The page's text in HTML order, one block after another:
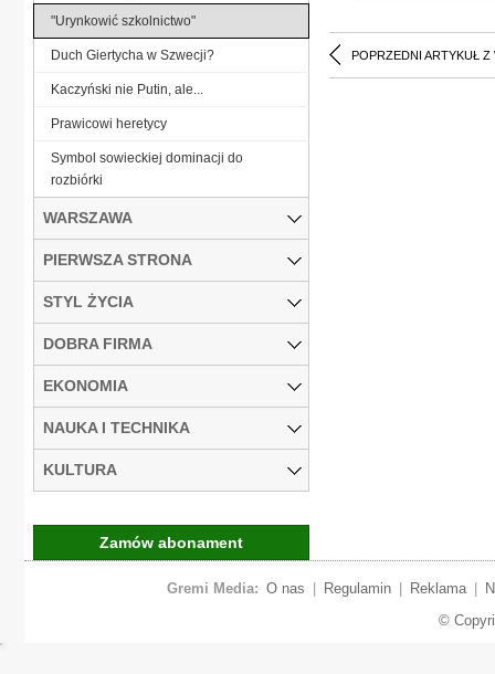
POPRZEDNI ARTYKUŁ Z
"Urynkowić szkolnictwo"
Duch Giertycha w Szwecji?
Kaczyński nie Putin, ale...
Prawicowi heretycy
Symbol sowieckiej dominacji do
rozbiórki
WARSZAWA
PIERWSZA STRONA
STYL ŻYCIA
DOBRA FIRMA
EKONOMIA
NAUKA I TECHNIKA
KULTURA
Zamów abonament
Gremi Media: O nas Regulamin Reklama
©